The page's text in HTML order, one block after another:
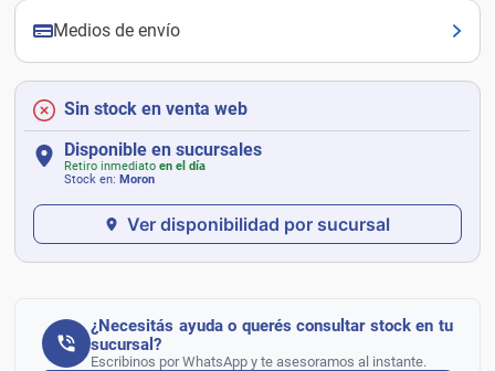
Medios de envío
Sin stock en venta web
Disponible en sucursales
Retiro inmediato en el día
Stock en: Moron
Ver disponibilidad por sucursal
¿Necesitás ayuda o querés consultar stock en tu
sucursal?
Escribinos por WhatsApp y te asesoramos al instante.